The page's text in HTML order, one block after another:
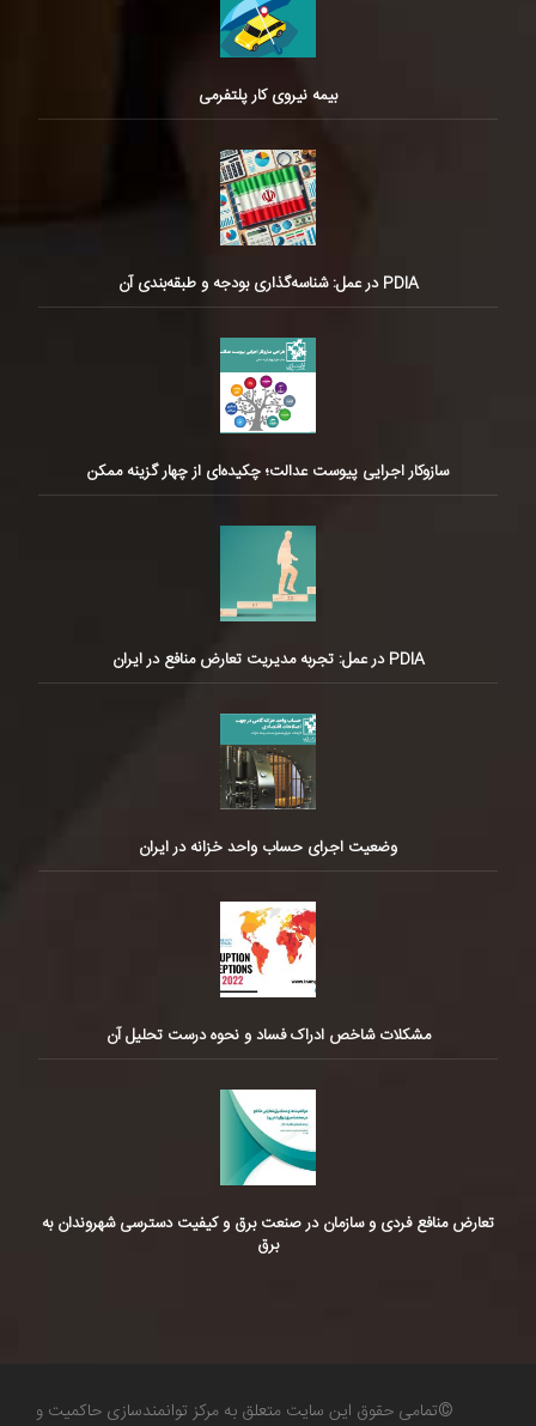
بیمه نیروی کار پلتفرمی
PDIA در عمل: شناسه‌گذاری بودجه و طبقه‌بندی آن
سازوکار اجرایی پیوست عدالت؛ چکیده‌ای از چهار گزینه ممکن
PDIA در عمل: تجربه مدیریت تعارض منافع در ایران
وضعیت اجرای حساب واحد خزانه در ایران
مشکلات شاخص ادراک فساد و نحوه درست تحلیل آن
تعارض منافع فردی و سازمان در صنعت برق و کیفیت دسترسی شهروندان به
برق
©تمامی حقوق این سایت متعلق به مرکز توانمندسازی حاکمیت و